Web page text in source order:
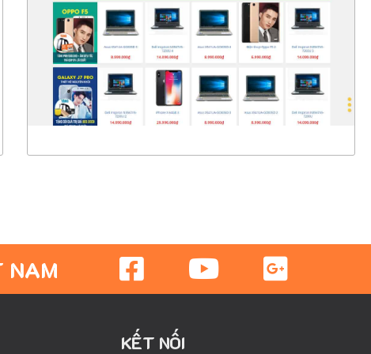
CHI TIẾT
XEM THỰC TẾ
NAM
KẾT NỐI